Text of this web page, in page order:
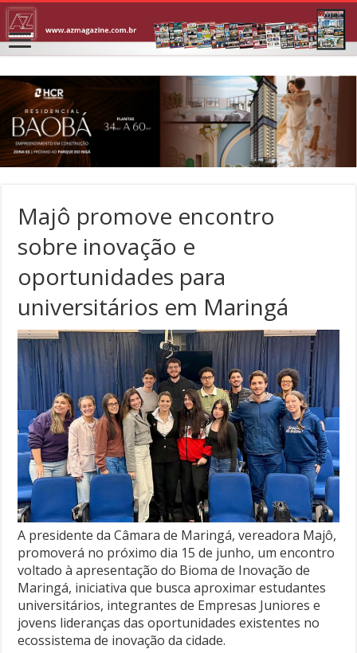
Majô promove encontro
sobre inovação e
oportunidades para
universitários em Maringá
A presidente da Câmara de Maringá, vereadora Majô,
promoverá no próximo dia 15 de junho, um encontro
voltado à apresentação do Bioma de Inovação de
Maringá, iniciativa que busca aproximar estudantes
universitários, integrantes de Empresas Juniores e
jovens lideranças das oportunidades existentes no
ecossistema de inovação da cidade.